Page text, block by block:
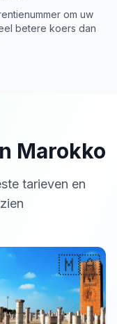
om uw
betere koers dan
Marokko
tarieven en
🇲🇦